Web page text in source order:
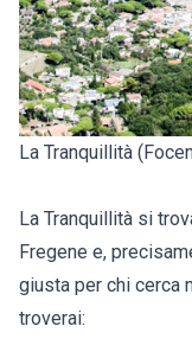
La Tranquillità
La Tranquillità si
Fregene e,
giusta per chi cerca
troverai: